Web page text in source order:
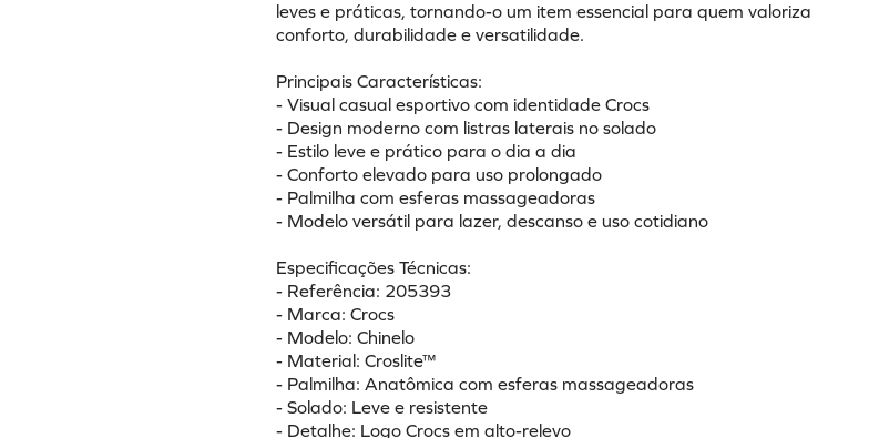
leves e práticas, tornando-o um item essencial para quem valoriza
conforto, durabilidade e versatilidade.
Principais Características:
- Visual casual esportivo com identidade Crocs
- Design moderno com listras laterais no solado
- Estilo leve e prático para o dia a dia
- Conforto elevado para uso prolongado
- Palmilha com esferas massageadoras
- Modelo versátil para lazer, descanso e uso cotidiano
Especificações Técnicas:
- Referência: 205393
- Marca: Crocs
- Modelo: Chinelo
- Material: Croslite™
- Palmilha: Anatômica com esferas massageadoras
- Solado: Leve e resistente
- Detalhe: Logo Crocs em alto-relevo